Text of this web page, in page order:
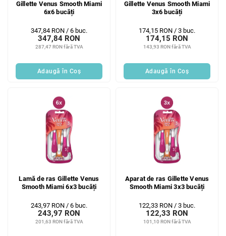
Gillette Venus Smooth Miami
6x6 bucăți
287,47 RON fără TVA
347,84 RON
Evaluare
preţ:
347,84 RON / 6 buc.
Adaugă în Coş
Gillette Venus Smooth Miami
3x6 bucăți
143,93 RON fără TVA
174,15 RON
Evaluare
preţ:
174,15 RON / 3 buc.
Adaugă în Coş
Lamă de ras Gillette Venus
Smooth Miami 6x3 bucăți
201,63 RON fără TVA
243,97 RON
Evaluare
preţ:
243,97 RON / 6 buc.
Aparat de ras Gillette Venus
Smooth Miami 3x3 bucăți
101,10 RON fără TVA
122,33 RON
Evaluare
preţ:
122,33 RON / 3 buc.